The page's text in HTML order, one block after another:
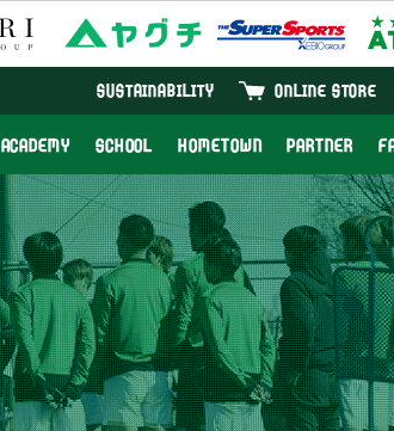
ONLINE STORE
SUSTAINABILITY
ACADEMY SCHOOL HOMETOWN PARTNER